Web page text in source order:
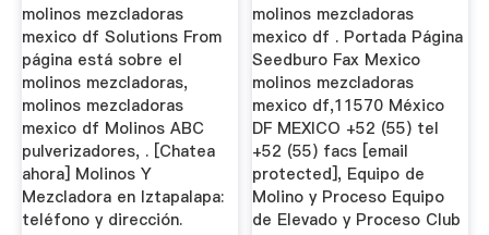
molinos mezcladoras
mexico df Solutions From
página está sobre el
molinos mezcladoras,
molinos mezcladoras
mexico df Molinos ABC
pulverizadores, . [Chatea
ahora] Molinos Y
Mezcladora en Iztapalapa:
teléfono y dirección.
molinos mezcladoras
mexico df . Portada Página
Seedburo Fax Mexico
molinos mezcladoras
mexico df,11570 México
DF MEXICO +52 (55) tel
+52 (55) facs [email
protected], Equipo de
Molino y Proceso Equipo
de Elevado y Proceso Club